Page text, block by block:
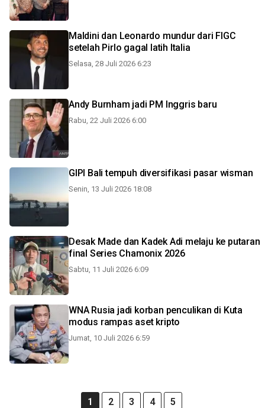
Maldini dan Leonardo mundur dari FIGC
setelah Pirlo gagal latih Italia
Selasa, 28 Juli 2026 6:23
Andy Burnham jadi PM Inggris baru
Rabu, 22 Juli 2026 6:00
GIPI Bali tempuh diversifikasi pasar wisman
Senin, 13 Juli 2026 18:08
Desak Made dan Kadek Adi melaju ke putaran
final Series Chamonix 2026
Sabtu, 11 Juli 2026 6:09
WNA Rusia jadi korban penculikan di Kuta
modus rampas aset kripto
Jumat, 10 Juli 2026 6:59
1 2 3 4 5